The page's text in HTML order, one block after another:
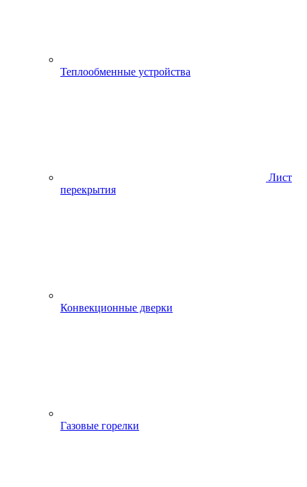
Теплообменные устройства
Лист
перекрытия
Конвекционные дверки
Газовые горелки